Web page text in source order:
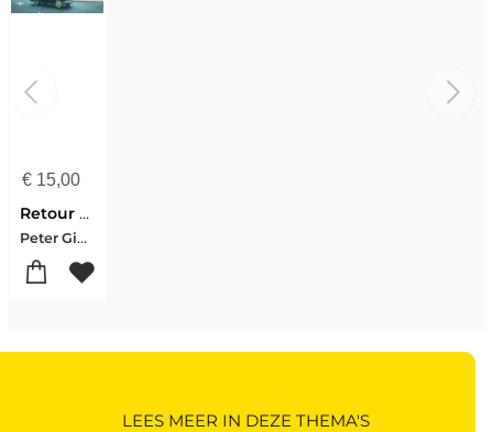
€15,00
Retour de France
Peter Giesen
LEES MEER IN DEZE THEMA'S